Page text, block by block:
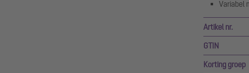
Variabel
Artikel nr.
GTIN
Korting groep